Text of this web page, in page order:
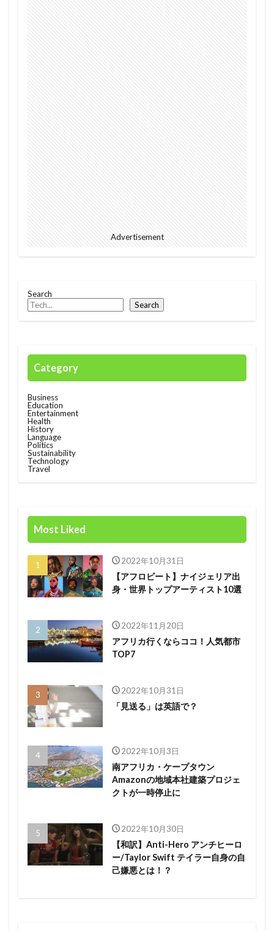
Advertisement
Search
Search
Category
Business
Education
Entertainment
Health
History
Language
Politics
Sustainability
Technology
Travel
Most Liked
2022年10月31日
【アフロビート】ナイジェリア出
身・世界トップアーティスト10選
2022年11月20日
アフリカ行くならココ！人気都市
TOP7
2022年10月31日
「見送る」は英語で？
2022年10月3日
南アフリカ・ケープタウン
Amazonの地域本社建築プロジェ
クトが一時停止に
2022年10月30日
【和訳】Anti-Hero アンチヒーロ
ー/Taylor Swift テイラー自身の自
己嫌悪とは！？